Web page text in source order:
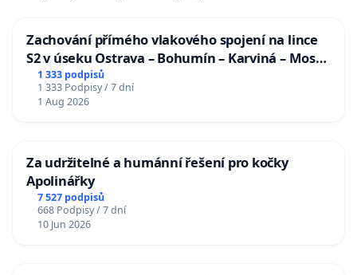
Zachování přímého vlakového spojení na lince
S2 v úseku Ostrava – Bohumín – Karviná – Mosty
u Jablunkova
1 333 podpisů
1 333 Podpisy / 7 dní
1 Aug 2026
Za udržitelné a humánní řešení pro kočky
Apolinářky
7 527 podpisů
668 Podpisy / 7 dní
10 Jun 2026